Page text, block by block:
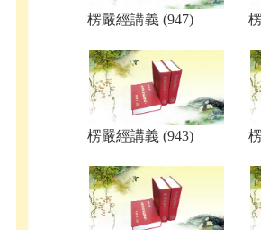
楞嚴經講義 (947)
楞嚴經講義 (943)